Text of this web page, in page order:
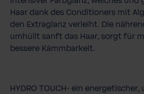
Haar dank des Conditioners mit
den Extraglanz verleiht. Die
umhüllt sanft das Haar, sorgt für
bessere Kämmbarkeit.
HYDRO TOUCH- ein